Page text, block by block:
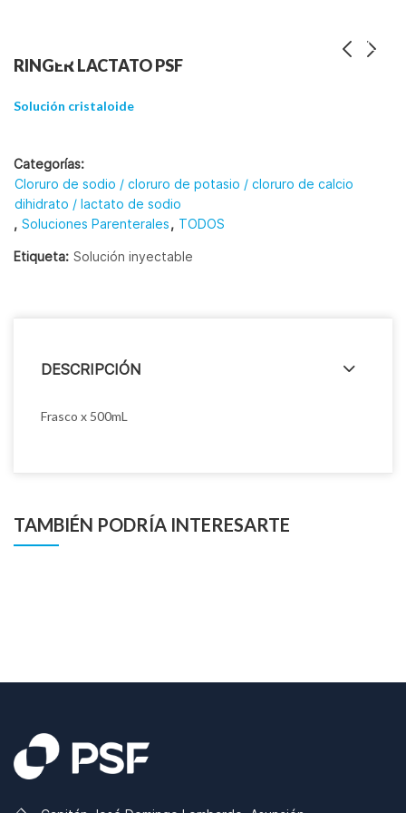
RINGER LACTATO PSF
Solución cristaloide
Categorías:
Cloruro de sodio / cloruro de potasio / cloruro de calcio
dihidrato / lactato de sodio
, Soluciones Parenterales, TODOS
Etiqueta: Solución inyectable
DESCRIPCIÓN
Frasco x 500mL
TAMBIÉN PODRÍA INTERESARTE